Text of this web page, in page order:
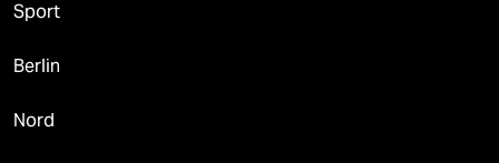
Sport
Berlin
Nord